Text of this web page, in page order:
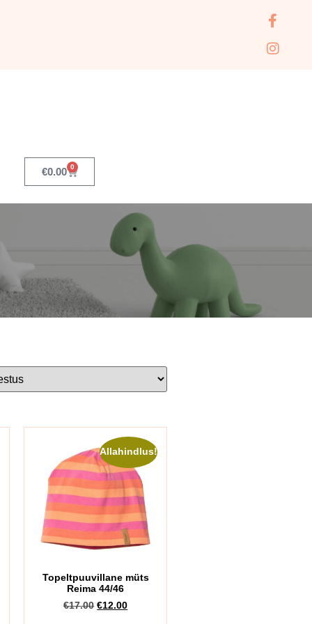
€0.00 0
Allahindlus!
Topeltpuuvillane müts
Reima 44/46
€17.00 €12.00